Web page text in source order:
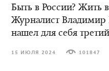
Быть в России? Жить
Журналист
нашел для себя
15 ИЮЛЯ 2024 101847